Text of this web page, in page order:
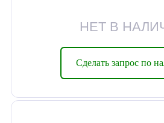
НЕТ В
Сделать запрос по